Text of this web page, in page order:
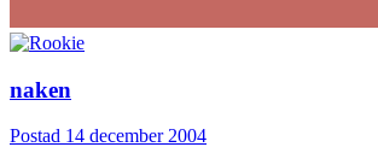
naken
Postad 14 december 2004